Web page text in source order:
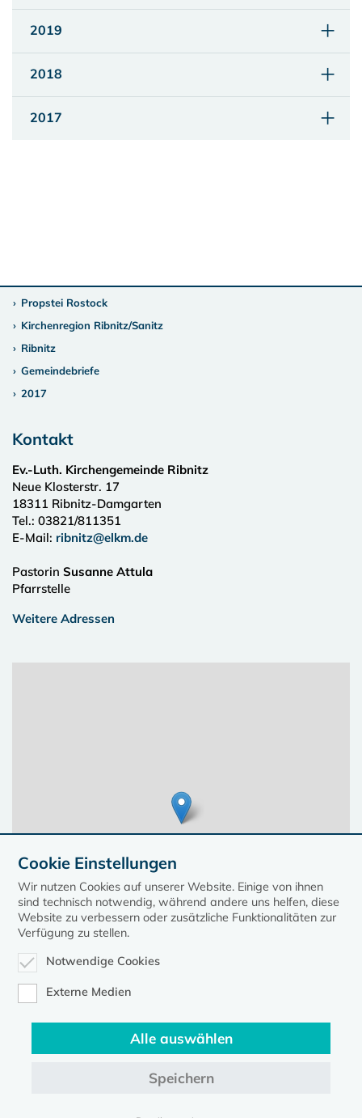
2019
2018
2017
Propstei Rostock
Kirchenregion Ribnitz/Sanitz
Ribnitz
Gemeindebriefe
2017
Kontakt
Ev.-Luth. Kirchengemeinde Ribnitz
Neue Klosterstr. 17
18311 Ribnitz-Damgarten
Tel.: 03821/811351
E-Mail: ribnitz@elkm.de
Pastorin Susanne Attula
Pfarrstelle
Weitere Adressen
Diese Seite gehört zum Portalkirche-mv.de
Evangelische Kirche in Mecklenburg-Vorpommern © 2026
Cookie Einstellungen
Wir nutzen Cookies auf unserer Website. Einige von ihnen
sind technisch notwendig, während andere uns helfen, diese
Website zu verbessern oder zusätzliche Funktionalitäten zur
Verfügung zu stellen.
Notwendige Cookies
Externe Medien
Alle auswählen
Speichern